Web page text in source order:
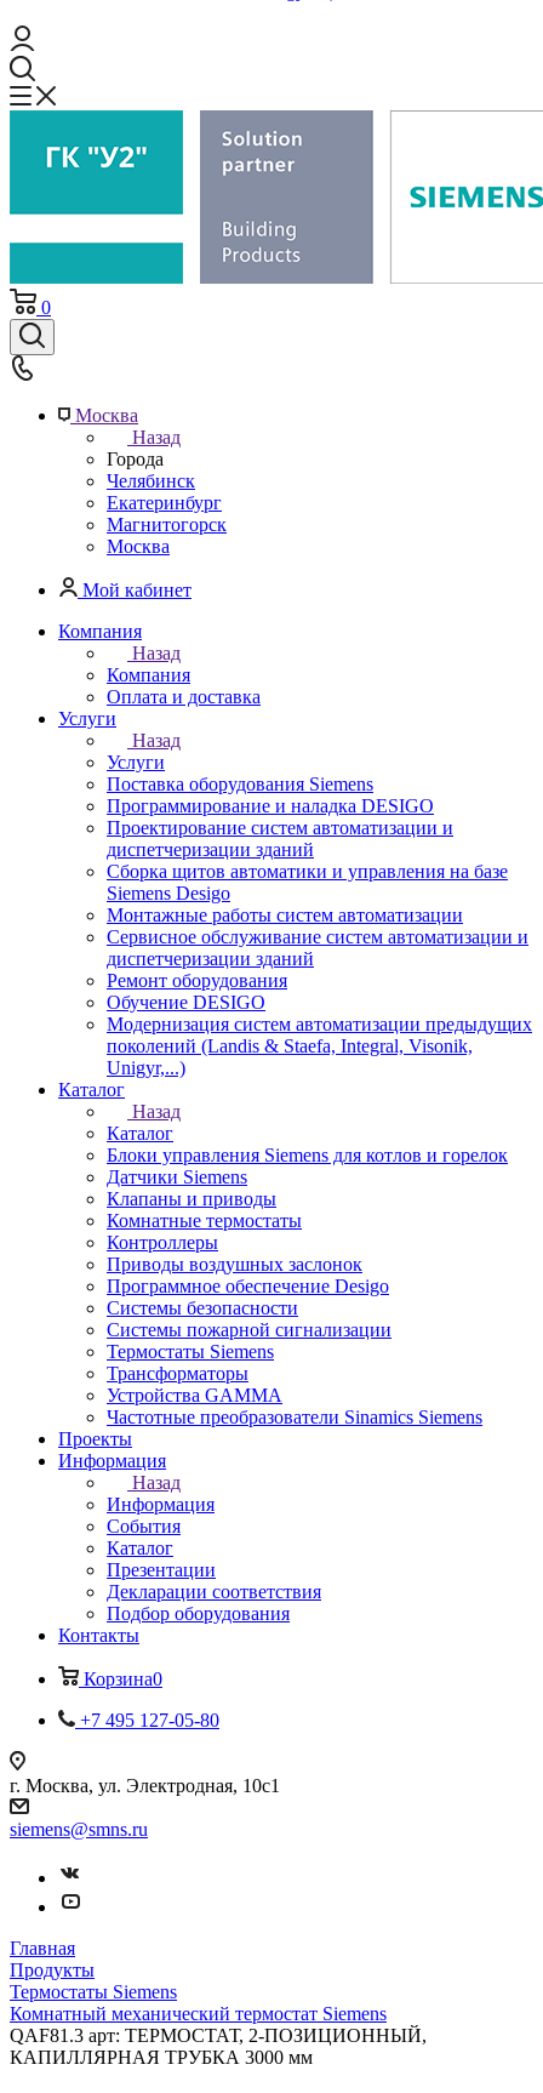
0
Москва
Назад
Города
Челябинск
Екатеринбург
Магнитогорск
Москва
Мой кабинет
Компания
Назад
Компания
Оплата и доставка
Услуги
Назад
Услуги
Поставка оборудования Siemens
Программирование и наладка DESIGO
Проектирование систем автоматизации и
диспетчеризации зданий
Сборка щитов автоматики и управления на базе
Siemens Desigo
Монтажные работы систем автоматизации
Сервисное обслуживание систем автоматизации и
диспетчеризации зданий
Ремонт оборудования
Обучение DESIGO
Модернизация систем автоматизации предыдущих
поколений (Landis & Staefa, Integral, Visonik,
Unigyr,...)
Каталог
Назад
Каталог
Блоки управления Siemens для котлов и горелок
Датчики Siemens
Клапаны и приводы
Комнатные термостаты
Контроллеры
Приводы воздушных заслонок
Программное обеспечение Desigo
Системы безопасности
Системы пожарной сигнализации
Термостаты Siemens
Трансформаторы
Устройства GAMMA
Частотные преобразователи Sinamics Siemens
Проекты
Информация
Назад
Информация
События
Каталог
Презентации
Декларации соответствия
Подбор оборудования
Контакты
Корзина0
+7 495 127-05-80
г. Москва, ул. Электродная, 10с1
siemens@smns.ru
Главная
Продукты
Термостаты Siemens
Комнатный механический термостат Siemens
QAF81.3 арт: ТЕРМОСТАТ, 2-ПОЗИЦИОННЫЙ,
КАПИЛЛЯРНАЯ ТРУБКА 3000 мм